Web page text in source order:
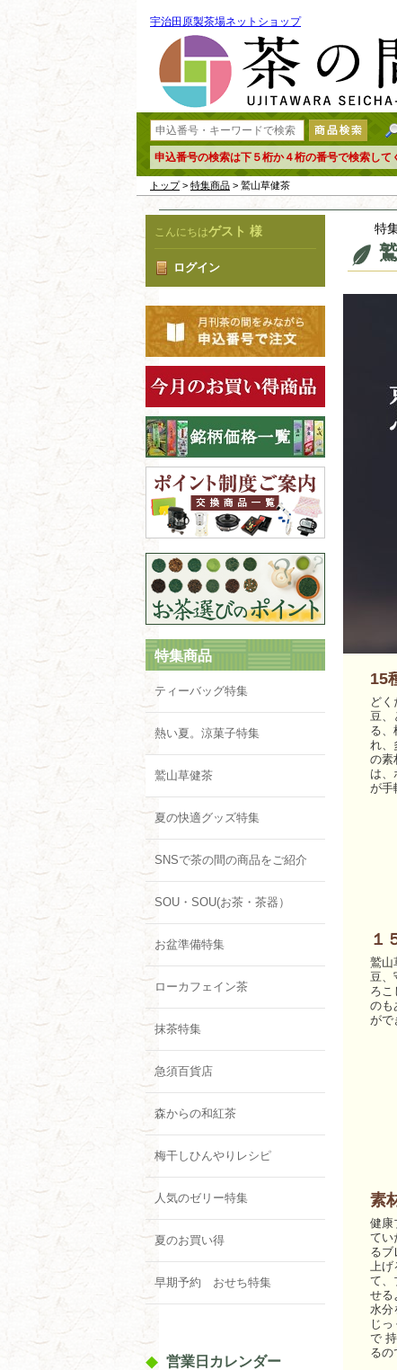
宇治田原製茶場ネットショップ
申込番号の検索は下５桁か４桁の番号で検索して
トップ> 特集商品 > 鷲山草健茶
こんにちはゲスト 様
ログイン
特集商品
ティーバッグ特集
熱い夏。涼菓子特集
鷲山草健茶
夏の快適グッズ特集
SNSで茶の間の商品をご紹介
SOU・SOU(お茶・茶器）
お盆準備特集
ローカフェイン茶
抹茶特集
急須百貨店
森からの和紅茶
梅干しひんやりレシピ
人気のゼリー特集
夏のお買い得
早期予約 おせち特集
営業日カレンダー
特
15
ど
豆、
る、
れ、
の素
は、
が手
１
鷲山
豆、
ろこ
のも
がで
素
健康
てい
るブ
上げ
て、
せる
水分
じ
で
るの